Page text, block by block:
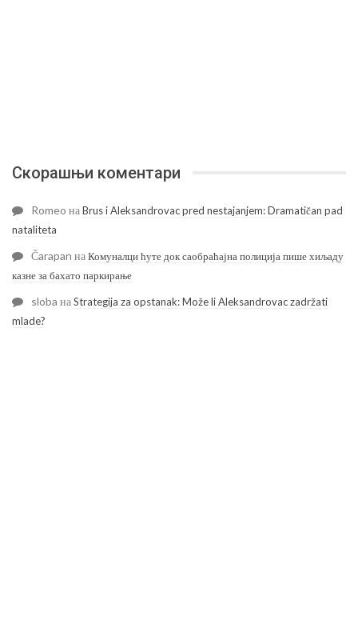
Скорашњи коментари
Romeo наBrus i Aleksandrovac pred nestajanjem: Dramatičan pad
nataliteta
Čarapan наКомуналци ћуте док саобраћајна полиција пише хиљаду
казне за бахато паркирање
sloba наStrategija za opstanak: Može li Aleksandrovac zadržati
mlade?